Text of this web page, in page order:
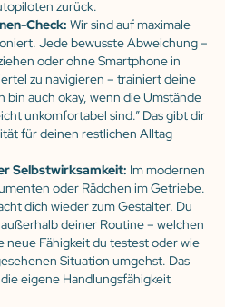
zurück.
Check: Wir sind auf maximale
Jede bewusste Abweichung –
oder ohne Smartphone in
zu navigieren – trainiert deine
bin auch okay, wenn die Umstände
unkomfortabel sind.” Das gibt dir
für deinen restlichen Alltag
Selbstwirksamkeit: Im modernen
oder Rädchen im Getriebe.
dich wieder zum Gestalter. Du
deiner Routine – welchen
neue Fähigkeit du testest oder wie
Situation umgehst. Das
eigene Handlungsfähigkeit